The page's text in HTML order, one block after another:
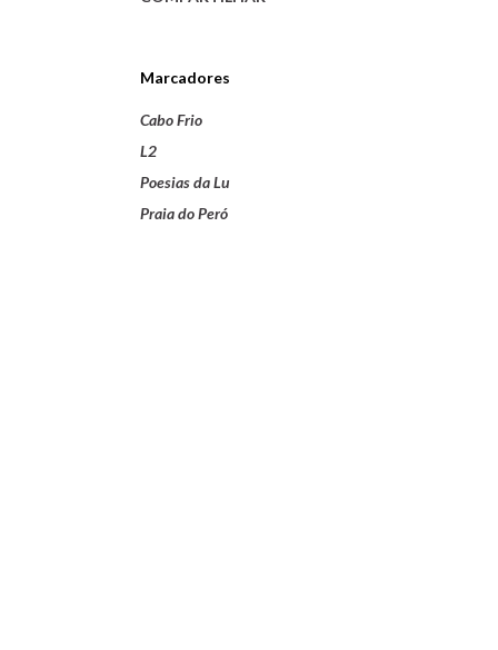
Marcadores
Cabo Frio
L2
Poesias da Lu
Praia do Peró